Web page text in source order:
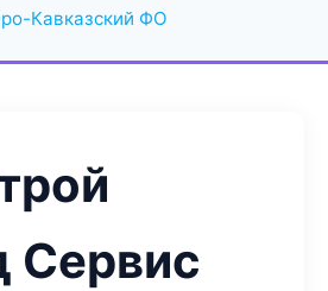
Кавказский ФО
Сервис